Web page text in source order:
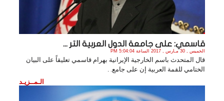
قاسمي: على جامعة الدول العربية التر ...
الخميس , 30 مـارس , 2017 الساعة 5:04:04 PM
قال المتحدث باسم الخارجية الإيرانية بهرام قاسمي تعليقاً على البيان
الختامي للقمة العربية إن على جامع. .
الـمــزيـد